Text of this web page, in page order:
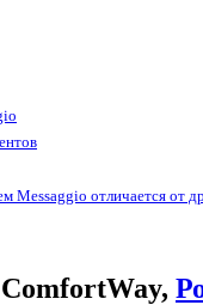
Messaggio отличается от